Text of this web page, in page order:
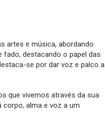
artes e música, abordando
fado, destacando o papel das
se por dar voz e palco a
que vivemos através da sua
corpo, alma e voz a um